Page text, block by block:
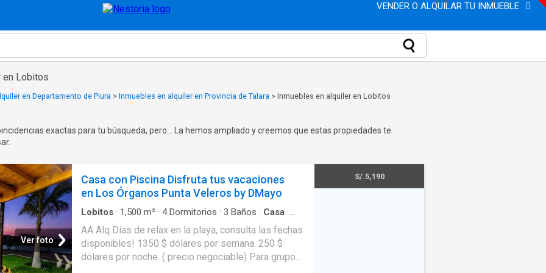
VENDER O ALQUILAR TU INMUEBLE
en Lobitos
en Departamento de Piura > Inmuebles en alquiler en Provincia de Talara > Inmuebles en alquiler en Lobitos
exactas para tu búsqueda, pero... La hemos ampliado y creemos que estas propiedades te
Ver foto
Casa con Piscina Disfruta tus vacaciones
en Los Órganos Punta Veleros by DMayo
Lobitos · 1,500 m² · 4Dormitorios · 3 Baños · Casa ·
AA Alq Días de relax en la playa, consulta las fechas
disponibles! 1350 $ dólares por semana. 250 $
dólares por noche. ( precio negociable) Para grupo
S/.5,190